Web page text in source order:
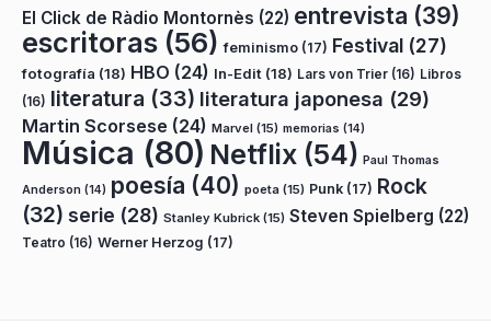
El Click de Ràdio Montornès (22) entrevista (39)
escritoras (56) feminismo (17) Festival (27)
fotografía (18) HBO (24) In-Edit (18) Lars von Trier (16) Libros
(16) literatura (33) literatura japonesa (29)
Martin Scorsese (24) Marvel (15) memorias (14)
Música (80) Netflix (54) Paul Thomas
Anderson (14) poesía (40) poeta (15) Punk (17) Rock
(32) serie (28) Stanley Kubrick (15) Steven Spielberg (22)
Teatro (16) Werner Herzog (17)